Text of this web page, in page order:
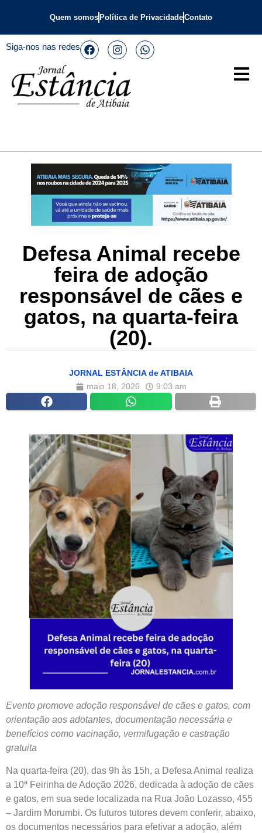
Quem somos Política de PrivacidadeContato
Siga-nos nas redes
Defesa Animal recebe
feira de adoção
responsável de cães e
gatos, na quarta-feira
(20).
JORNAL ESTÂNCIA de ATIBAIA
maio 18, 2026
9:03 am
Evento promove adoção responsável de cães e gatos, com
orientação aos adotantes, documentação necessária e
benefícios como vacinação, vermifugação e castração
gratuita
Na quarta-feira (20), das 9h às 15h, a Defesa Animal realiza
a 10ª Feirinha de Adoção 2026, dedicada à adoção de cães
e gatos, em sua sede localizada na Rua João Lozasso, 455
– Jardim Morumbi. Os futuros tutores devem conferir, abaixo,
os documentos necessários para efetivar a adoção, além